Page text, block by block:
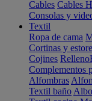
Cables Cables
Consolas y
Textil
Ropa de cama
Cortinas y
Cojines Relleno
Complementos
Alfombras
Textil baño